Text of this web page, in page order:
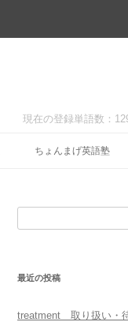
現在の登録単語数：
ちょんまげ英語塾
最近の投稿
treatment 取り扱い・